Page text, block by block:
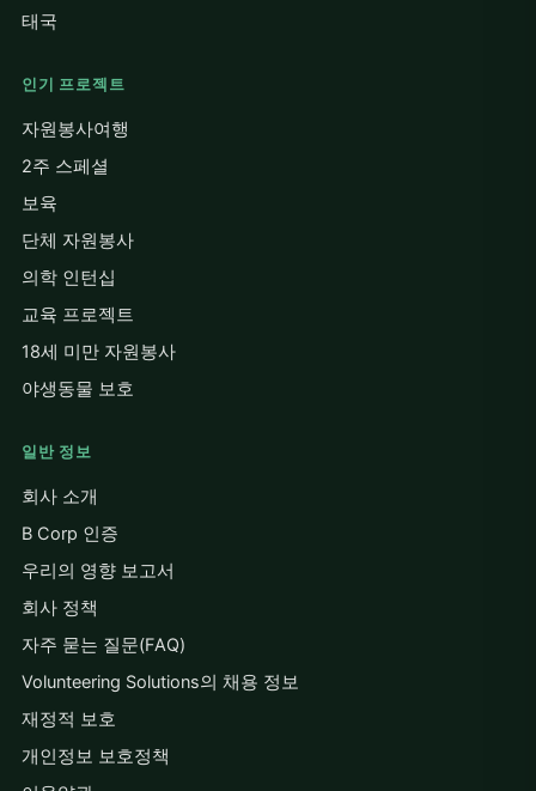
태국
인기 프로젝트
자원봉사여행
2주 스페셜
보육
단체 자원봉사
의학 인턴십
교육 프로젝트
18세 미만 자원봉사
야생동물 보호
일반 정보
회사 소개
B Corp 인증
우리의 영향 보고서
회사 정책
자주 묻는 질문(FAQ)
Volunteering Solutions의 채용 정보
재정적 보호
개인정보 보호정책